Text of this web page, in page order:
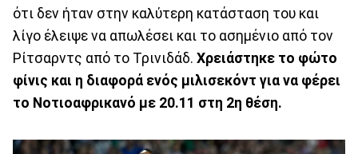
ότι δεν ήταν στην καλύτερη κατάσταση του και
λίγο έλειψε να απωλέσει και το ασημένιο από τον
Ρίτσαρντς από το Τρινιδάδ. Χρειάστηκε το φώτο
φίνις και η διαφορά ενός μιλισεκόντ για να φέρει
το Νοτιοαφρικανό με 20.11 στη 2η θέση.